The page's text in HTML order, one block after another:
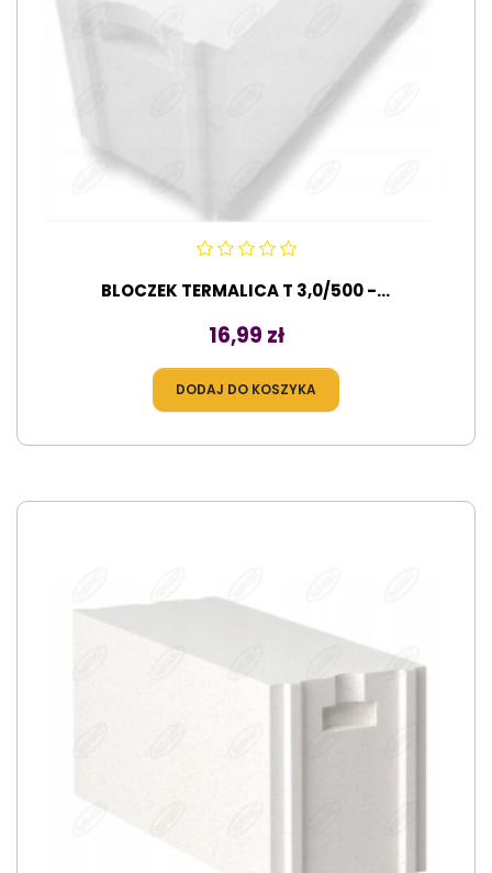
BLOCZEK TERMALICA T 3,0/500 -...
Cena
16,99 zł
DODAJ DO KOSZYKA